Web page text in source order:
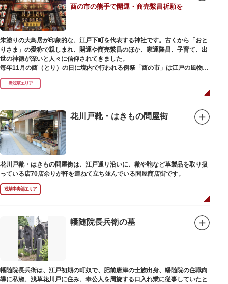
酉の市の熊手で開運・商売繫昌祈願を
朱塗りの大鳥居が印象的な、江戸下町を代表する神社です。古くから「おと
りさま」の愛称で親しまれ、開運や商売繁昌のほか、家運隆昌、子育て、出
世の神徳が深いと人々に信仰されてきました。
毎年11月の酉（とり）の日に境内で行われる例祭「酉の市」は江戸の風物詩
として有名。福をかきこむと言われる熊手をはじめ八ツ頭芋、お多福の面な
ど、色とりどりの縁起物を買い求める人たちで賑わいます。樋口一葉の代表
なでる場所によって異なるご利益を授かるといわれる「なでおかめ」も人
気。ふっくらとした優しい顔立ちのおかめは「お多福」とも言われ、福が多
く幸せを招く女性の象徴という事から長年親しまれる縁起物です。
ご祭神としては天日鷲命（あめのひわしのみこと）と日本武尊（やまとたけ
るのみこと）の他、浅草名所七福神のひとつとしても知られ、寿老人が祀ら
れています。
奥浅草エリア
花川戸靴・はきもの問屋街
花川戸靴・はきもの問屋街は、江戸通り沿いに、靴や鞄など革製品を取り扱
っている店70店余りが軒を連ねて立ち並んでいる問屋商店街です。
浅草中央部エリア
幡随院長兵衛の墓
幡随院長兵衛は、江戸初期の町奴で、肥前唐津の士族出身、幡随院の住職向
導に私淑、浅草花川戸に住み、奉公人を周旋する口入れ業に従事していたと